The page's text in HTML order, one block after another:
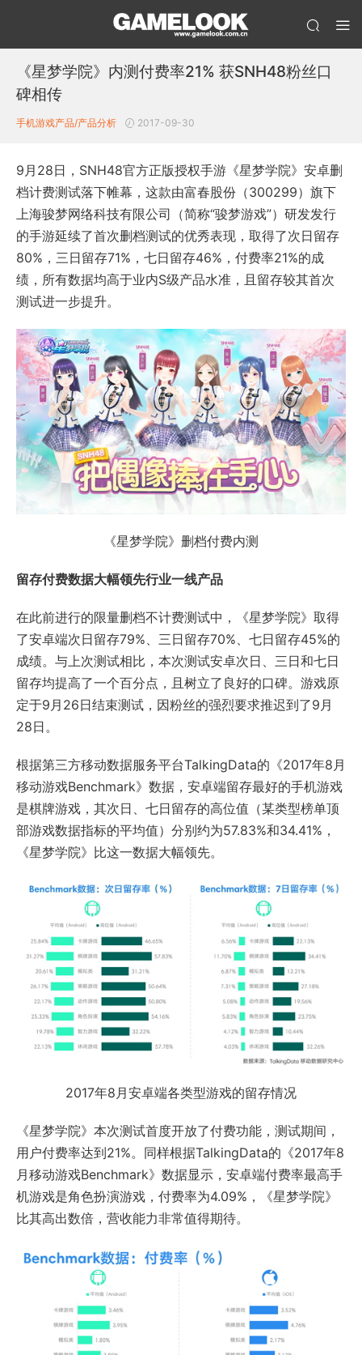
《星梦学院》内测付费率21% 获SNH48粉丝口
碑相传
手机游戏产品/产品分析 2017-09-30
9月28日，SNH48官方正版授权手游《星梦学院》安卓删
档计费测试落下帷幕，这款由富春股份（300299）旗下
上海骏梦网络科技有限公司（简称“骏梦游戏”）研发发行
的手游延续了首次删档测试的优秀表现，取得了次日留存
80%，三日留存71%，七日留存46%，付费率21%的成
绩，所有数据均高于业内S级产品水准，且留存较其首次
测试进一步提升。
《星梦学院》删档付费内测
留存付费数据大幅领先行业一线产品
在此前进行的限量删档不计费测试中，《星梦学院》取得
了安卓端次日留存79%、三日留存70%、七日留存45%的
成绩。与上次测试相比，本次测试安卓次日、三日和七日
留存均提高了一个百分点，且树立了良好的口碑。游戏原
定于9月26日结束测试，因粉丝的强烈要求推迟到了9月
28日。
根据第三方移动数据服务平台TalkingData的《2017年8月
移动游戏Benchmark》数据，安卓端留存最好的手机游戏
是棋牌游戏，其次日、七日留存的高位值（某类型榜单顶
部游戏数据指标的平均值）分别约为57.83%和34.41%，
《星梦学院》比这一数据大幅领先。
2017年8月安卓端各类型游戏的留存情况
《星梦学院》本次测试首度开放了付费功能，测试期间，
用户付费率达到21%。同样根据TalkingData的《2017年8
月移动游戏Benchmark》数据显示，安卓端付费率最高手
机游戏是角色扮演游戏，付费率为4.09%，《星梦学院》
比其高出数倍，营收能力非常值得期待。